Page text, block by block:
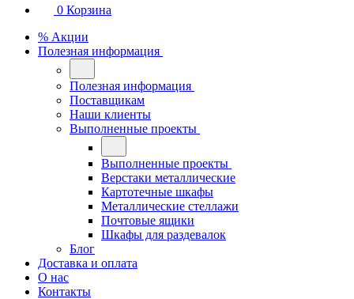
0 Корзина
% Акции
Полезная информация
Полезная информация
Поставщикам
Наши клиенты
Выполненные проекты
Выполненные проекты
Верстаки металлические
Картотечные шкафы
Металлические стеллажи
Почтовые ящики
Шкафы для раздевалок
Блог
Доставка и оплата
О нас
Контакты